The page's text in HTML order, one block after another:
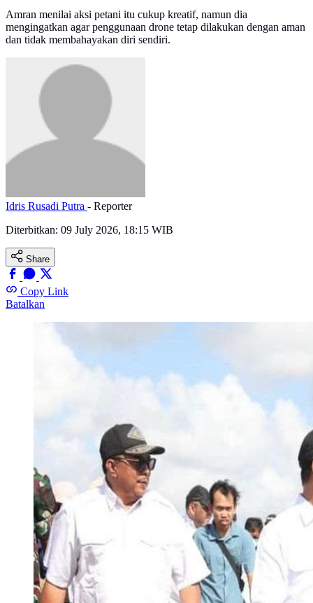
Amran menilai aksi petani itu cukup kreatif, namun dia
mengingatkan agar penggunaan drone tetap dilakukan dengan aman
dan tidak membahayakan diri sendiri.
Idris Rusadi Putra - Reporter
Diterbitkan: 09 July 2026, 18:15 WIB
Share
Copy Link
Batalkan